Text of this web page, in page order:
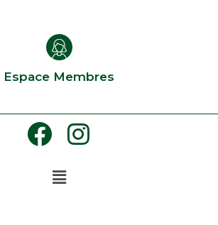
Espace Membres